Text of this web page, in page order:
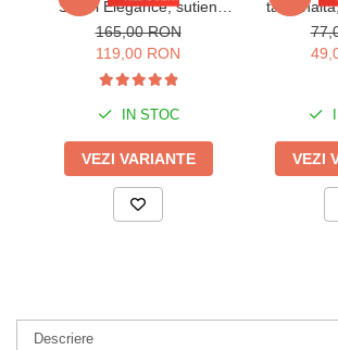
Safari Elegance, sutien
animal print si slip negru
w142
165,00 RON
119,00 RON
IN STOC
VEZI VARIANTE
talie
VEZI
Descriere